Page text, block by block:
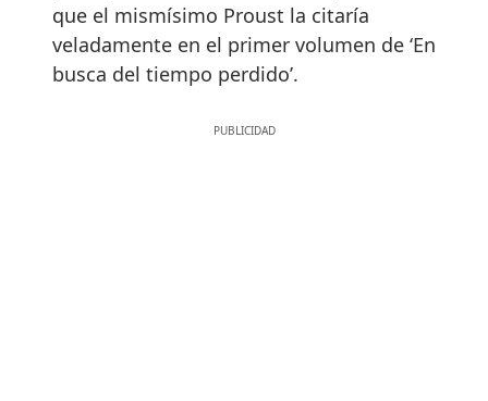
que el mismísimo Proust la citaría
veladamente en el primer volumen de ‘En
busca del tiempo perdido’.